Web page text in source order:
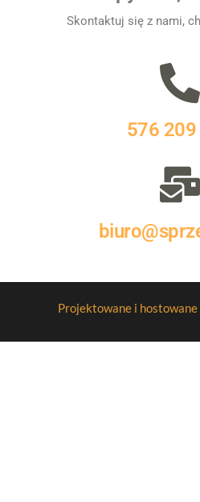
Skontaktuj się z nami,
576
Projektowane i